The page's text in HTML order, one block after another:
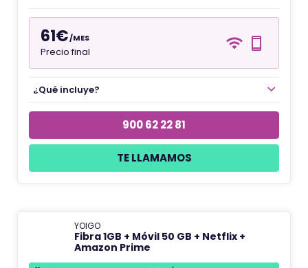
61€/MES
Precio final
¿Qué incluye?
900 62 22 81
TE LLAMAMOS
YOIGO
Fibra 1GB + Móvil 50 GB + Netflix +
Amazon Prime